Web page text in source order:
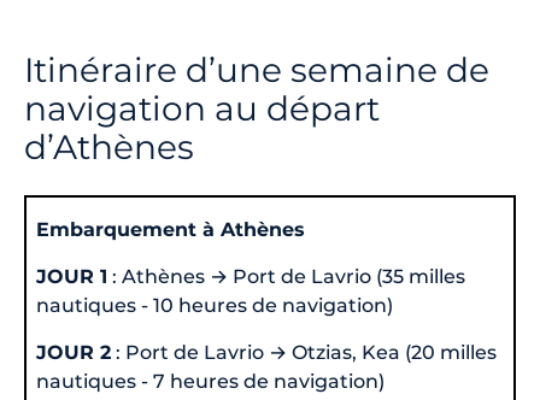
Itinéraire d’une semaine de
navigation au départ
d’Athènes
Embarquement à Athènes
JOUR 1 : Athènes → Port de Lavrio (35 milles
nautiques - 10 heures de navigation)
JOUR 2 : Port de Lavrio → Otzias, Kea (20 milles
nautiques - 7 heures de navigation)